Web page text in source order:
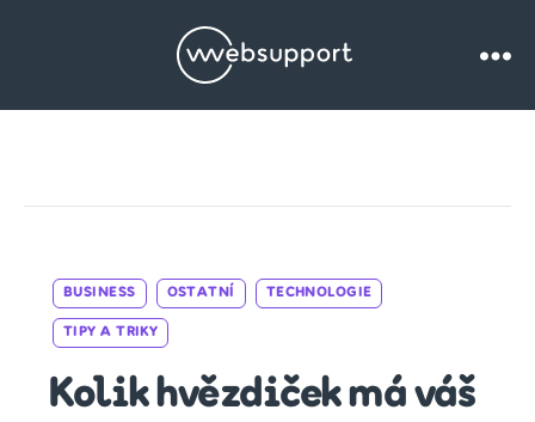
Websupport.cz
Categories
BUSINESS OSTATNÍ TECHNOLOGIE
TIPY A TRIKY
Kolik hvězdiček má váš